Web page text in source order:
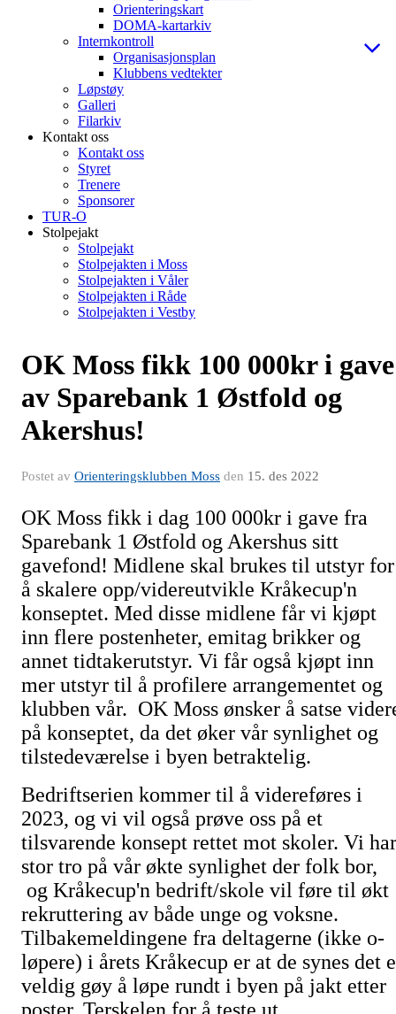
Orienteringskart
DOMA-kartarkiv
Internkontroll
Organisasjonsplan
Klubbens vedtekter
Løpstøy
Galleri
Filarkiv
Kontakt oss
Kontakt oss
Styret
Trenere
Sponsorer
TUR-O
Stolpejakt
Stolpejakt
Stolpejakten i Moss
Stolpejakten i Våler
Stolpejakten i Råde
Stolpejakten i Vestby
OK Moss fikk 100 000kr i gave
av Sparebank 1 Østfold og
Akershus!
Postet av Orienteringsklubben Moss den 15. des 2022
OK Moss fikk i dag 100 000kr i gave fra
Sparebank 1 Østfold og Akershus sitt
gavefond! Midlene skal brukes til utstyr for
å skalere opp/videreutvikle Kråkecup'n
konseptet. Med disse midlene får vi kjøpt
inn flere postenheter, emitag brikker og
annet tidtakerutstyr. Vi får også kjøpt inn
mer utstyr til å profilere arrangementet og
klubben vår. OK Moss ønsker å satse
på konseptet, da det øker vår synlighet og
tilstedeværelse i byen betraktelig.
Bedriftserien kommer til å videreføres i
2023, og vi vil også prøve oss på et
tilsvarende konsept rettet mot skoler. Vi har
stor tro på vår økte synlighet der folk bor,
og Kråkecup'n bedrift/skole vil føre til økt
rekruttering av både unge og voksne.
Tilbakemeldingene fra deltagerne (ikke o-
løpere) i årets Kråkecup er at de synes det
veldig gøy å løpe rundt i byen på jakt etter